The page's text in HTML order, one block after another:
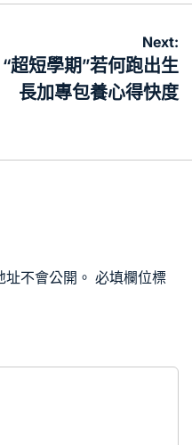
Next:
“超短學期”若何跑出生
長加專包養心得快度
不會公開。 必填欄位標